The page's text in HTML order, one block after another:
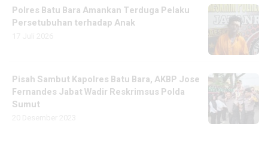
Polres Batu Bara Amankan Terduga Pelaku
Persetubuhan terhadap Anak
Pisah Sambut Kapolres Batu Bara, AKBP Jose
Fernandes Jabat Wadir Reskrimsus Polda
Sumut